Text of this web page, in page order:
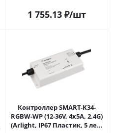
1 755.13₽/шт
Контроллер SMART-K34-
RGBW-WP (12-36V, 4x5A, 2.4G)
(Arlight, IP67 Пластик, 5 лет)